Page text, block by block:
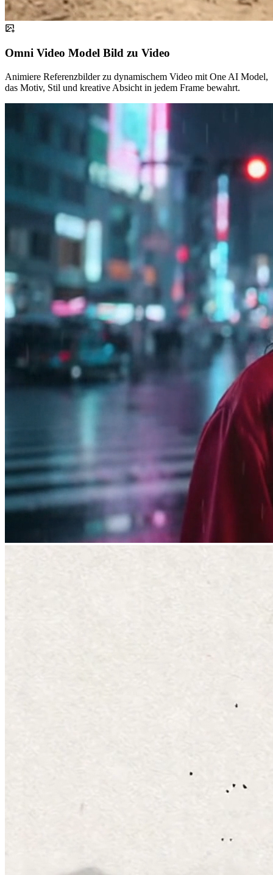
Omni Video Model Bild zu Video
Animiere Referenzbilder zu dynamischem Video mit One AI Model,
das Motiv, Stil und kreative Absicht in jedem Frame bewahrt.